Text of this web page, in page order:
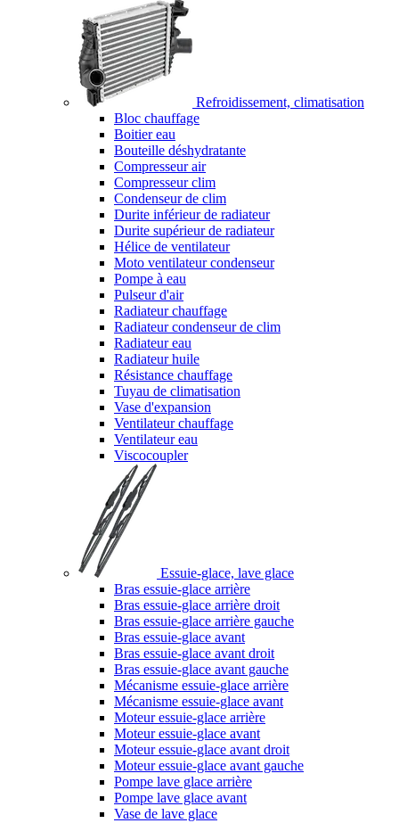
Refroidissement, climatisation
Bloc chauffage
Boitier eau
Bouteille déshydratante
Compresseur air
Compresseur clim
Condenseur de clim
Durite inférieur de radiateur
Durite supérieur de radiateur
Hélice de ventilateur
Moto ventilateur condenseur
Pompe à eau
Pulseur d'air
Radiateur chauffage
Radiateur condenseur de clim
Radiateur eau
Radiateur huile
Résistance chauffage
Tuyau de climatisation
Vase d'expansion
Ventilateur chauffage
Ventilateur eau
Viscocoupler
Essuie-glace, lave glace
Bras essuie-glace arrière
Bras essuie-glace arrière droit
Bras essuie-glace arrière gauche
Bras essuie-glace avant
Bras essuie-glace avant droit
Bras essuie-glace avant gauche
Mécanisme essuie-glace arrière
Mécanisme essuie-glace avant
Moteur essuie-glace arrière
Moteur essuie-glace avant
Moteur essuie-glace avant droit
Moteur essuie-glace avant gauche
Pompe lave glace arrière
Pompe lave glace avant
Vase de lave glace